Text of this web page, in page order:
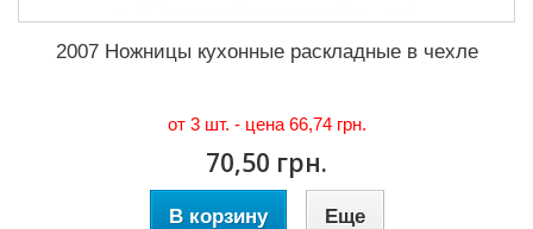
2007 Ножницы кухонные раскладные в чехле
от 3 шт. - цена 66,74 грн.
70,50 грн.
В корзину Еще